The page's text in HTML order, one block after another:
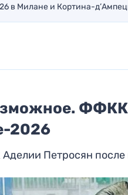
в Милане и Кортина-
2026
Петросян